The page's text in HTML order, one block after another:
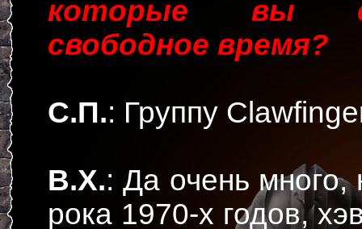
которые вы
свободное время?
С.П.: Группу
В.Х.: Да очень много,
рока 1970-х годов,